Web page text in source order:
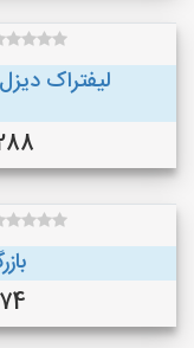
لیفتراک